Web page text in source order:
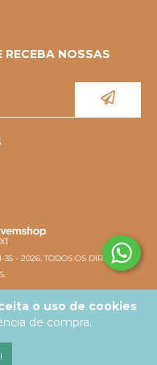
o uso de cookies
de compra.
RECEBA NOSSAS
- 2026. TODOS OS DIREITOS